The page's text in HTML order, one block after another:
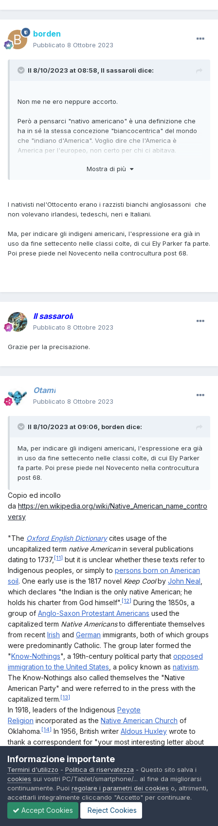
borden
Pubblicato 8 Ottobre 2023
Il 8/10/2023 at 08:58, Il sassaroli dice:
Non me ne ero neppure accorto.
Però a pensarci "nativo americano" è una definizione che
ha in sé la stessa concezione "biancocentrica" del mondo
che "indiano d'America". Voglio dire che l'America è
America per l'europeo, non certo per chi ci abitava.
Forse "popolo rosso" è l'unica definizione neutra.
Mostra di più
I nativisti nel'Ottocento erano i razzisti bianchi anglosassoni che
non volevano irlandesi, tedeschi, neri e Italiani.
Ma, per indicare gli indigeni americani, l'espressione era già in
uso da fine settecento nelle classi colte, di cui Ely Parker fa parte.
Poi prese piede nel Novecento nella controcultura post 68.
Il sassaroli
Pubblicato 8 Ottobre 2023
Grazie per la precisazione.
Otami
Pubblicato 8 Ottobre 2023
Il 8/10/2023 at 09:06, borden dice:
Ma, per indicare gli indigeni americani, l'espressione era già
in uso da fine settecento nelle classi colte, di cui Ely Parker
fa parte. Poi prese piede nel Novecento nella controcultura
post 68.
Copio ed incollo
da https://en.wikipedia.org/wiki/Native_American_name_contro
versy
"The Oxford English Dictionary cites usage of the
uncapitalized term native American in several publications
dating to 1737, [11] but it is unclear whether these texts refer to
Indigenous peoples, or simply to persons born on American
soil. One early use is the 1817 novel Keep Cool by John Neal
which declares "the Indian is the only native American; he
holds his charter from God himself".[12] During the 1850s, a
group of Anglo-Saxon Protestant Americans used the
capitalized term Native Americans to differentiate themselves
from recent Irish and German immigrants, both of which groups
were predominantly Catholic. The group later formed the
"Know-Nothings", a 19th-century political party that opposed
immigration to the United States , a policy known as nativism.
The Know-Nothings also called themselves the "Native
American Party" and were referred to in the press with the
capitalized term.[13]
In 1918, leaders of the Indigenous Peyote
Religion incorporated as the Native American Church of
Oklahoma.[14] In 1956, British writer Aldous Huxley wrote to
thank a correspondent for "your most interesting letter about
The use of Native American or native American
Indigenous peoples who live in the Americas came into
widespread, common use during the
civil rights era
of the
1960s and 1970s. This term was considered to represent
historical fact more accurately (i.e., "Native" cultures predated
European colonization). In addition, activists also believed it
Informazione importante
Termini d'utilizzo - Politica di riservatezza - Questo sito salva i
cookies sui vostri PC/Tablet/smartphone/... al fine da migliorarsi
continuamente. Puoi regolare i parametri dei cookies o, altrimenti,
accettarli integralmente cliccando "Accetto" per continuare.
Accept Cookies Reject Cookies